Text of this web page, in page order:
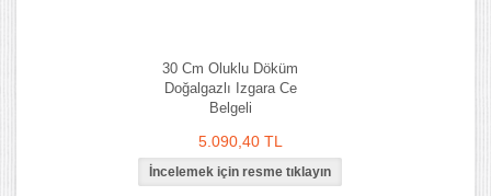
30 Cm Oluklu Döküm
Doğalgazlı Izgara Ce
Belgeli
5.090,40 TL